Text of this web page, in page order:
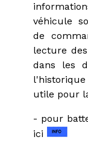
véhicule
de
lecture
dans les
utile pour
- pour
ici